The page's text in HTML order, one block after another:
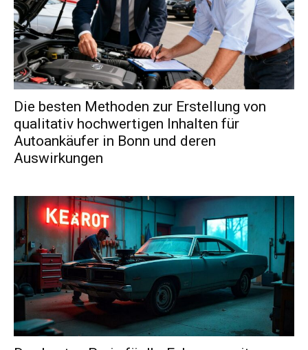
Die besten Methoden zur Erstellung von
qualitativ hochwertigen Inhalten für
Autoankäufer in Bonn und deren
Auswirkungen